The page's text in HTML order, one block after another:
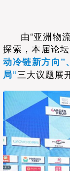
由“亚洲物
探索，本届论
动冷链新方向”
局”三大议题展